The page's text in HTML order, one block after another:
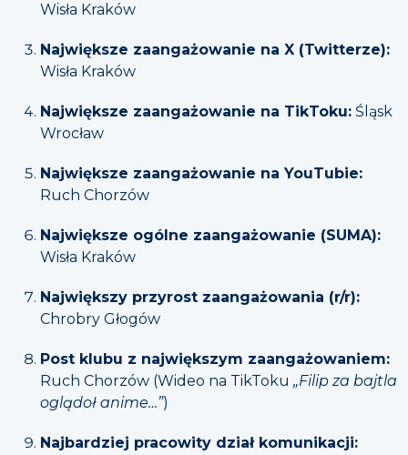
Wisła Kraków
Największe zaangażowanie na X (Twitterze):
Wisła Kraków
Największe zaangażowanie na TikToku: Śląsk
Wrocław
Największe zaangażowanie na YouTubie:
Ruch Chorzów
Największe ogólne zaangażowanie (SUMA):
Wisła Kraków
Największy przyrost zaangażowania (r/r):
Chrobry Głogów
Post klubu z największym zaangażowaniem:
Ruch Chorzów (Wideo na TikToku „Filip za bajtla
oglądoł anime…”)
Najbardziej pracowity dział komunikacji: